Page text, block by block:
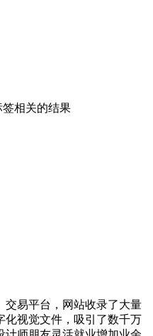
签相关的结果
交易平台，网站收录了大量
化视觉文件，吸引了数千万